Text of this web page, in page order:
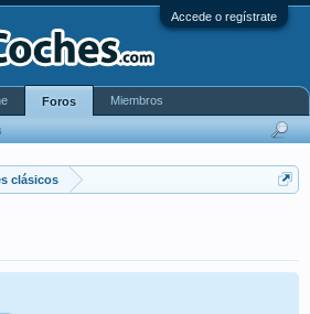
Accede o regístrate
clásicos
Foros Miembros